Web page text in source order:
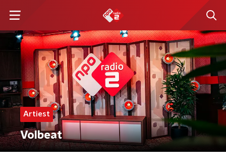
Artiest
Volbeat